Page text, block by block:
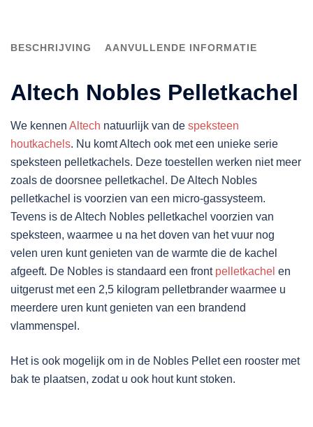
BESCHRIJVING AANVULLENDE INFORMATIE
Altech Nobles Pelletkachel
We kennen Altech natuurlijk van de speksteen
houtkachels. Nu komt Altech ook met een unieke serie
speksteen pelletkachels. Deze toestellen werken niet meer
zoals de doorsnee pelletkachel. De Altech Nobles
pelletkachel is voorzien van een micro-gassysteem.
Tevens is de Altech Nobles pelletkachel voorzien van
speksteen, waarmee u na het doven van het vuur nog
velen uren kunt genieten van de warmte die de kachel
afgeeft. De Nobles is standaard een front pelletkachel en
uitgerust met een 2,5 kilogram pelletbrander waarmee u
meerdere uren kunt genieten van een brandend
vlammenspel.
Het is ook mogelijk om in de Nobles Pellet een rooster met
bak te plaatsen, zodat u ook hout kunt stoken.